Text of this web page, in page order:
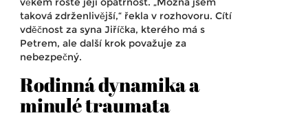
taková zdrženlivější,“ řekla v rozhovoru. Cítí
vděčnost za syna Jiříčka, kterého má s
Petrem, ale další krok považuje za
nebezpečný.
Rodinná dynamika a
minulé traumata